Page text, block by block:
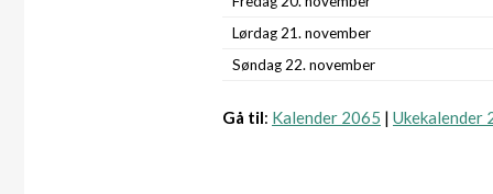
Lørdag 21. november
Søndag 22. november
Gå til: Kalender 2065 | Ukekalender